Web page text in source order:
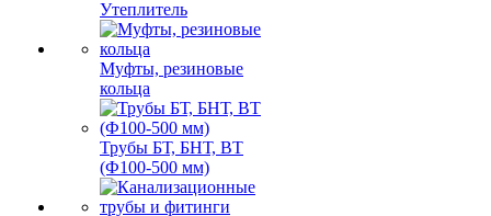
Утеплитель
Муфты, резиновые
кольца
Трубы БТ, БНТ, ВТ
(Ф100-500 мм)